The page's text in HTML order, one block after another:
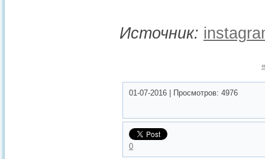
Источник:
01-07-2016 Просмотров: 4976
0